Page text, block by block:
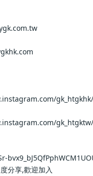
賣谷:
產進度分享,歡迎加入